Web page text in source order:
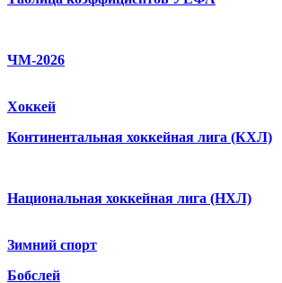
ЧМ-2026
Хоккей
Континентальная хоккейная лига (КХЛ)
Национальная хоккейная лига (НХЛ)
Зимний спорт
Бобслей